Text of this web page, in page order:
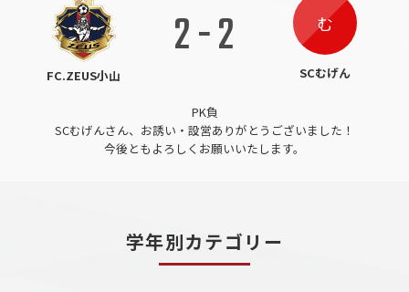
FC.ZEUS小山
2-2 む
SCむげん
PK負
SCむげんさん、お誘い・設営ありがとうございました！
今後ともよろしくお願いいたします。
学年別カテゴリー